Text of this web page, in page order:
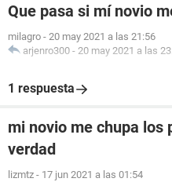
Que pasa si mí novio
milagro - 20 may 2021 a las 21:56
arjenro300 - 20 may 2021 a las
1 respuesta
mi novio me chupa los
verdad
lizmtz - 17 jun 2021 a las 01:54